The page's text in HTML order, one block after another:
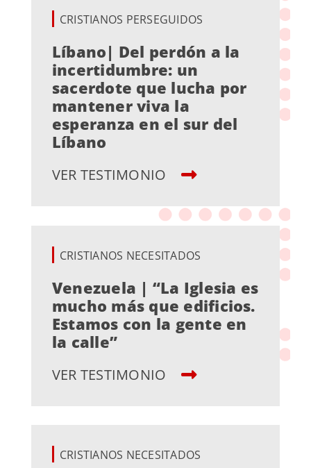
CRISTIANOS PERSEGUIDOS
Líbano| Del perdón a la
incertidumbre: un
sacerdote que lucha por
mantener viva la
esperanza en el sur del
Líbano
VER TESTIMONIO
CRISTIANOS NECESITADOS
Venezuela | “La Iglesia es
mucho más que edificios.
Estamos con la gente en
la calle”
VER TESTIMONIO
CRISTIANOS NECESITADOS